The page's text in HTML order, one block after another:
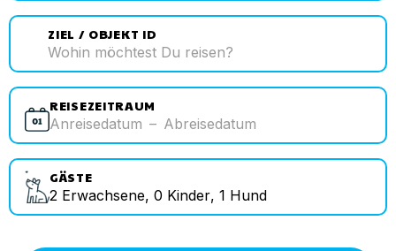
ZIEL / OBJEKT ID
REISEZEITRAUM
Anreisedatum – Abreisedatum
GÄSTE
2 Erwachsene, 0 Kinder, 1 Hund